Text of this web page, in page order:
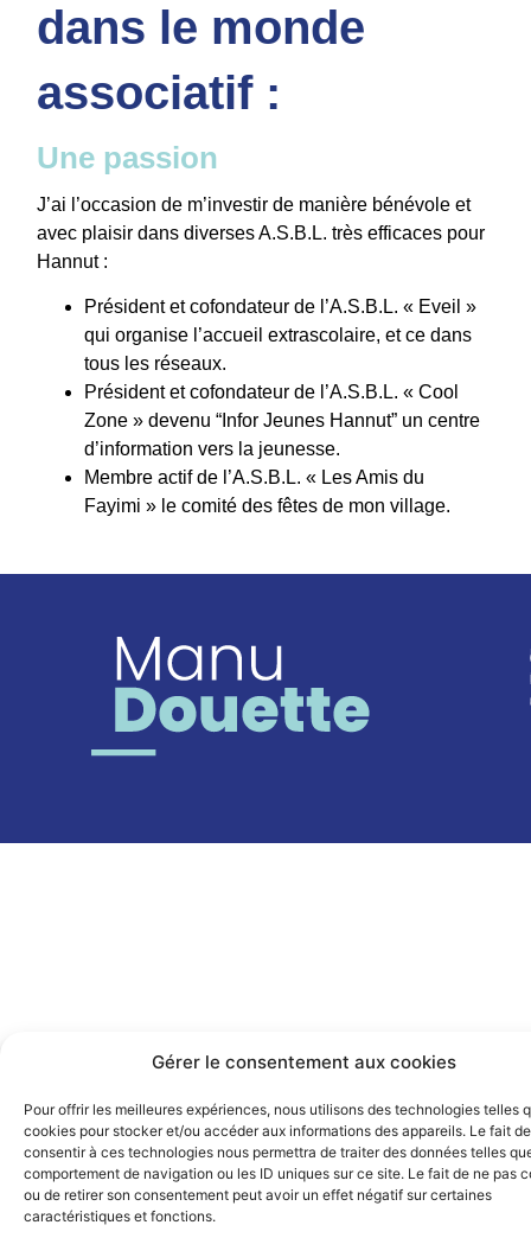
Gérer le consentement aux cookies
Pour offrir les meilleures expériences, nous utilisons des technologies telles
cookies pour stocker et/ou accéder aux informations des appareils. Le fait de
consentir à ces technologies nous permettra de traiter des données telles
comportement de navigation ou les ID uniques sur ce site. Le fait de ne pas
ou de retirer son consentement peut avoir un effet négatif sur certaines
caractéristiques et fonctions.
dans le monde
associatif :
Une passion
J’ai l’occasion de m’investir de manière bénévole et
avec plaisir dans diverses A.S.B.L. très efficaces pour
Hannut :
Président et cofondateur de l’A.S.B.L. « Eveil »
qui organise l’accueil extrascolaire, et ce dans
tous les réseaux.
Président et cofondateur de l’A.S.B.L. « Cool
Zone » devenu “Infor Jeunes Hannut” un centre
d’information vers la jeunesse.
Membre actif de l’A.S.B.L. « Les Amis du
Fayimi » le comité des fêtes de mon village.